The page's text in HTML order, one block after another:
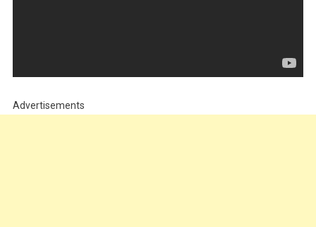
Advertisements